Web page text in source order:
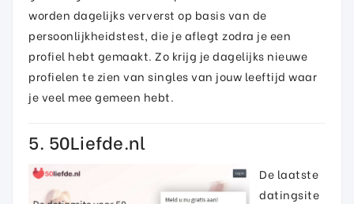
worden dagelijks ververst op basis van de
persoonlijkheidstest, die je aflegt zodra je een
profiel hebt gemaakt. Zo krijg je dagelijks nieuwe
profielen te zien van singles van jouw leeftijd waar
je veel mee gemeen hebt.
5. 50Liefde.nl
De laatste
datingsite